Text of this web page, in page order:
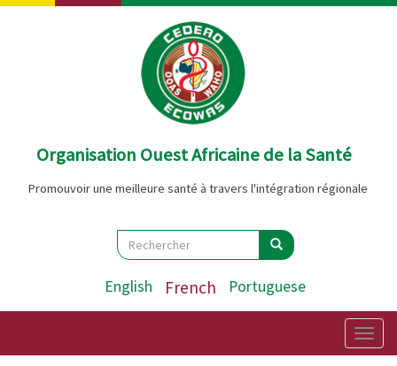
Aller
Organisation Ouest Africaine de la Santé
Promouvoir une meilleure santé à travers l'intégration régionale
Search
Rechercher Rechercher
English French Portuguese